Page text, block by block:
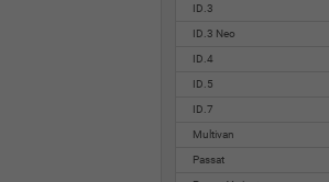
ID.3
ID.3 Neo
ID.4
ID.5
ID.7
Multivan
Passat